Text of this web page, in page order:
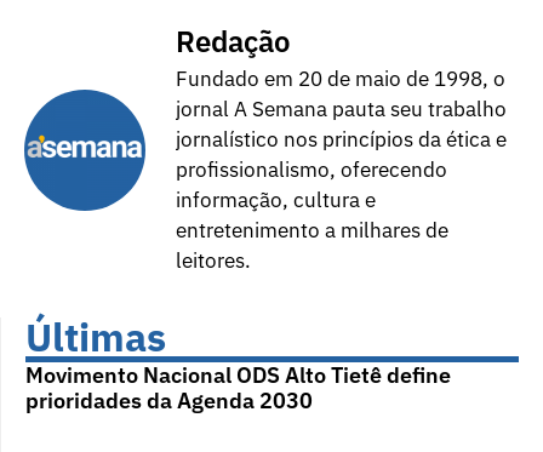
Redação
Fundado em 20 de maio de 1998, o
jornal A Semana pauta seu trabalho
jornalístico nos princípios da ética e
profissionalismo, oferecendo
informação, cultura e
entretenimento a milhares de
leitores.
Últimas
Movimento Nacional ODS Alto Tietê define
prioridades da Agenda 2030